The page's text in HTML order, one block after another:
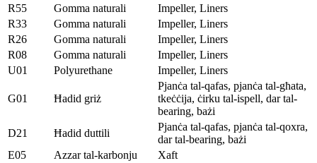
R55 Gomma naturali
Impeller, Liners
R33
Gomma naturali
Impeller, Liners
R26
Gomma naturali
Impeller, Liners
R08
Gomma naturali
Impeller, Liners
U01
Polyurethane Impeller, Liners
G01 Ħadid griż
Pjanċa tal-qafas, pjanċa tal-għata,
tkeċċija, ċirku tal-ispell, dar tal-
bearing, bażi
D21
Ħadid duttili
Pjanċa tal-qafas, pjanċa tal-qoxra,
dar tal-bearing, bażi
E05
Azzar tal-karbonju Xaft